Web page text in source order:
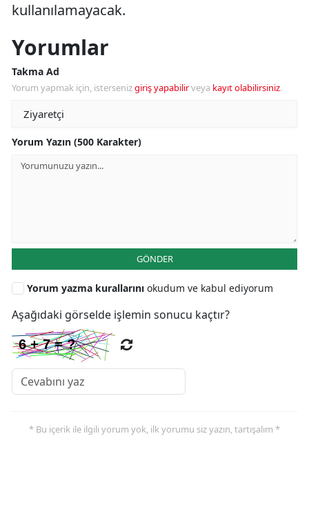
kullanılamayacak.
Yorumlar
Takma Ad
Yorum yapmak için, istersenizgiriş yapabilirveya kayıt olabilirsiniz.
Yorum Yazın (500 Karakter)
GÖNDER
Yorum yazma kurallarını okudum ve kabul ediyorum
Aşağıdaki görselde işlemin sonucu kaçtır?
* Bu içerik ile ilgili yorum yok, ilk yorumu siz yazın, tartışalım *